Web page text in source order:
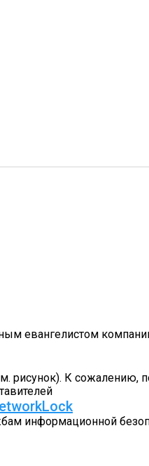
евангелистом
рисунок). К сожалению,
информационной